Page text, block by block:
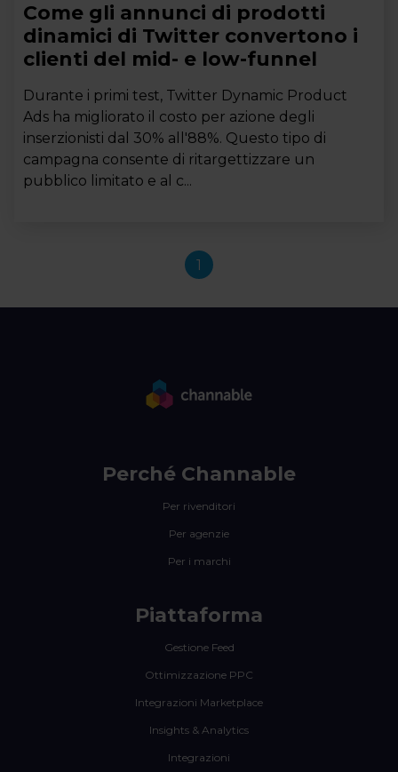
Come gli annunci di prodotti
dinamici di Twitter convertono i
clienti del mid- e low-funnel
Durante i primi test, Twitter Dynamic Product
Ads ha migliorato il costo per azione degli
inserzionisti dal 30% all'88%. Questo tipo di
campagna consente di ritargettizzare un
pubblico limitato e al c...
1
Perché Channable
Per rivenditori
Per agenzie
Per i marchi
Piattaforma
Gestione Feed
Ottimizzazione PPC
Integrazioni Marketplace
Insights & Analytics
Integrazioni